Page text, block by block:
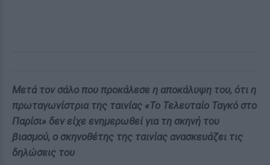
Μετά τον σάλο που προκάλεσε η αποκάλυψη του, ότι η
πρωταγωνίστρια της ταινίας «Το Τελευταίο Ταγκό στο
Παρίσι» δεν είχε ενημερωθεί για τη σκηνή του
βιασμού, ο σκηνοθέτης της ταινίας ανασκευάζει τις
δηλώσεις του